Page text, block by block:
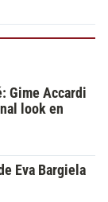
Gime Accardi
look en
Eva Bargiela